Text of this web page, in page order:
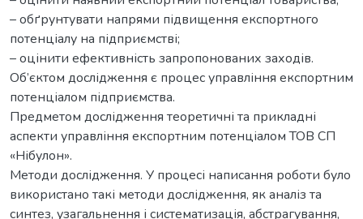
– обґрунтувати напрями підвищення експортного
потенціалу на підприємстві;
– оцінити ефективність запропонованих заходів.
Об’єктом дослідження є процес управління експортним
потенціалом підприємства.
Предметом дослідження теоретичні та прикладні
аспекти управління експортним потенціалом ТОВ СП
«Нібулон».
Методи дослідження. У процесі написання роботи було
використано такі методи дослідження, як аналіз та
синтез, узагальнення і систематизація, абстрагування,